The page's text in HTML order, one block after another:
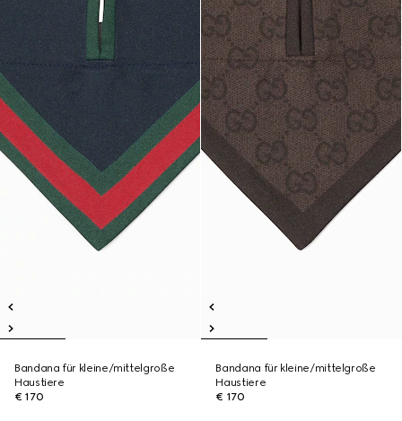
Bandana für kleine/mittelgroße
Haustiere
€ 170
Bandana für kleine/mittelgroße
Haustiere
€ 170